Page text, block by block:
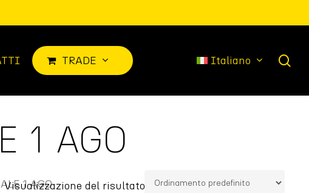
TRADE Italiano
1 AGO
Visualizzazione del risultato
1 AGO